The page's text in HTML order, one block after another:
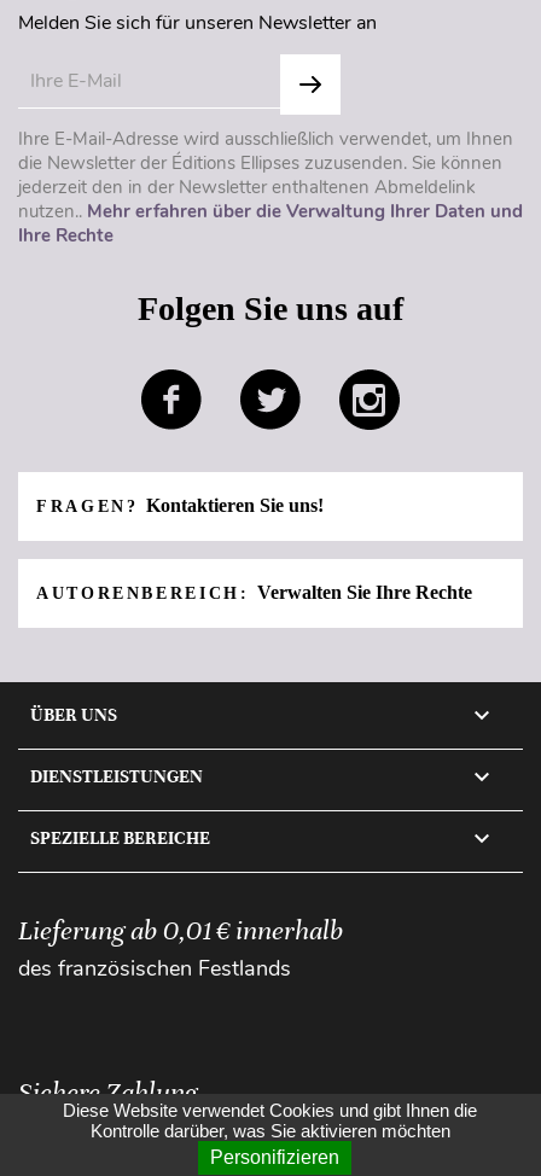
Melden Sie sich für unseren Newsletter an
Ihre E-Mail-Adresse wird ausschließlich verwendet, um Ihnen
die Newsletter der Éditions Ellipses zuzusenden. Sie können
jederzeit den in der Newsletter enthaltenen Abmeldelink
nutzen.. Mehr erfahren über die Verwaltung Ihrer Daten und
Ihre Rechte
Folgen Sie uns auf
FRAGEN? Kontaktieren Sie uns!
AUTORENBEREICH: Verwalten Sie Ihre Rechte
ÜBER UNS 
DIENSTLEISTUNGEN 
SPEZIELLE BEREICHE 
Lieferung ab 0,01 € innerhalb
des französischen Festlands
Sichere Zahlung
Diese Website verwendet Cookies und gibt Ihnen die
Kontrolle darüber, was Sie aktivieren möchten
Personifizieren